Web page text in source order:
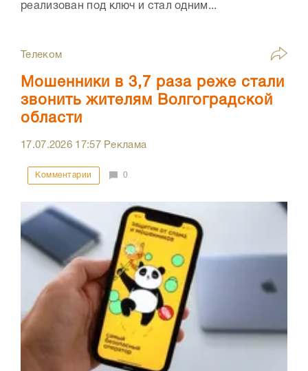
реализован под ключ и стал одним...
Телеком
Мошенники в 3,7 раза реже стали
звонить жителям Волгоградской
области
17.07.2026 17:57Реклама
Комментарии 0